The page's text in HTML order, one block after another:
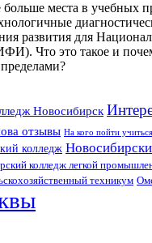
места в учебных
развития для
Что это такое и
Новосибирск
отзывы На кого пойти учиться
колледж
колледж легкой
техникум